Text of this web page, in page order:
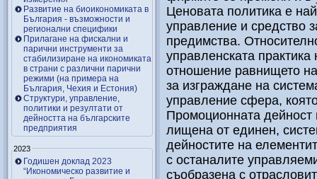
Развитие на биоикономиката в
България - възможности и
регионални специфики
Прилагане на фискални и
парични инструменти за
стабилизиране на икономиката
в страни с различни парични
режими (на примера на
България, Чехия и Естония)
Структури, управление,
политики и резултати от
дейността на българските
предприятия
2023
Годишен доклад 2023
“Икономическо развитие и
Ценовата политика е
управление и средство
предимства.
управленската
отношение равнището
за изграждане на
управление сфера,
Промоционната
лищена от единен,
дейностите на
с останалите
съобразена с